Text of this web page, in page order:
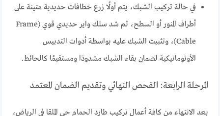
في حالة تركيب الشبك، يتم أولًا زرع خطافات حديدية متينة على
أطراف المنور أو السطح، ثم شد سلك واير حديدي قوي (Frame
Cable)، وتثبيت الشبك عليه بواسطة أدوات التدبيس
الأوتوماتيكية لضمان بقاء الشبك مشدودًا ومستقيمًا كالحائط.
المرحلة الرابعة: الفحص النهائي وتقديم الضمان المعتمد
بعد الانتهاء من كافة أعمال تركيب طارد الحمام حي الملقا في الرياض،